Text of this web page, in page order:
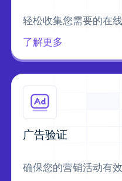
轻松收集您需要的在线
了解更多
广告验证
确保您的营销活动有